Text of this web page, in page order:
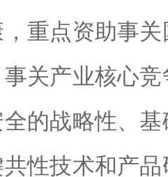
，重点资助事
关产业核心
的战略性、
性技术和产